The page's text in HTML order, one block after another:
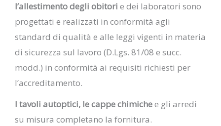
l’allestimento degli obitori e dei laboratori sono
progettati e realizzati in conformità agli
standard di qualità e alle leggi vigenti in materia
di sicurezza sul lavoro (D.Lgs. 81/08 e succ.
modd.) in conformità ai requisiti richiesti per
l’accreditamento.
I tavoli autoptici, le cappe chimichee gli arredi
su misura completano la fornitura.